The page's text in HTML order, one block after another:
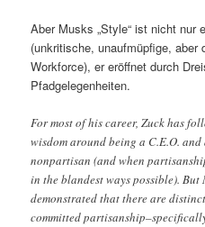
Aber Musks „Style“ ist nicht nur
(unkritische, unaufmüpfige, aber
Workforce), er eröffnet durch
Pfadgelegenheiten.
For most of his career, Zuck has
wisdom around being a C.E.O.
nonpartisan (and when
in the blandest ways possible). But
demonstrated that there are
committed